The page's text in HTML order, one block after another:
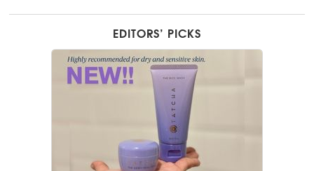
EDITORS’ PICKS